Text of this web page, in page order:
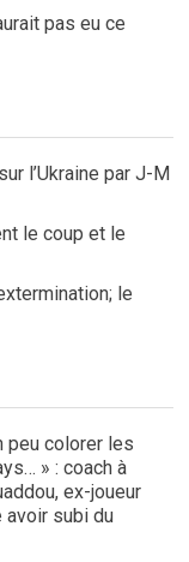
pas eu ce
l’Ukraine par J-M
le coup et le
le
peu colorer les
» : coach à
ex-joueur
avoir subi du